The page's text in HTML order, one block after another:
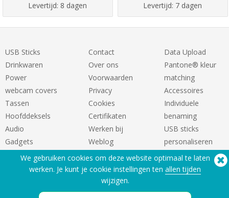
Levertijd: 8 dagen Levertijd: 7 dagen
USB Sticks
Drinkwaren
Power
webcam covers
Tassen
Hoofddeksels
Audio
Gadgets
Contact
Over ons
Voorwaarden
Privacy
Cookies
Certifikaten
Werken bij
Weblog
Data Upload
Pantone® kleur
matching
Accessoires
Individuele
benaming
USB sticks
personaliseren
We gebruiken cookies om deze website optimaal te laten
werken. Je kunt je cookie instellingen ten allen tijden
wijzigen.